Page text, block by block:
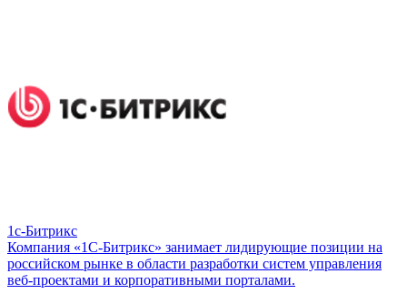
1c-Битрикс
Компания «1С-Битрикс» занимает лидирующие позиции на
российском рынке в области разработки систем управления
веб-проектами и корпоративными порталами.